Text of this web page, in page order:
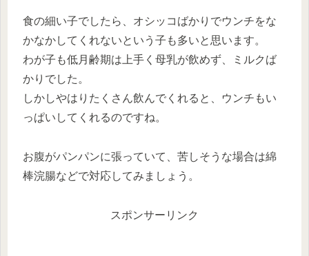
食の細い子でしたら、オシッコばかりでウンチをな
かなかしてくれないという子も多いと思います。
わが子も低月齢期は上手く母乳が飲めず、ミルクば
かりでした。
しかしやはりたくさん飲んでくれると、ウンチもい
っぱいしてくれるのですね。
お腹がパンパンに張っていて、苦しそうな場合は綿
棒浣腸などで対応してみましょう。
スポンサーリンク